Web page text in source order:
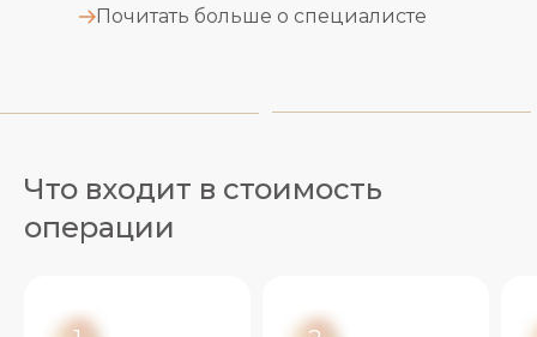
Почитать больше о специалисте
Что входит в стоимость
операции